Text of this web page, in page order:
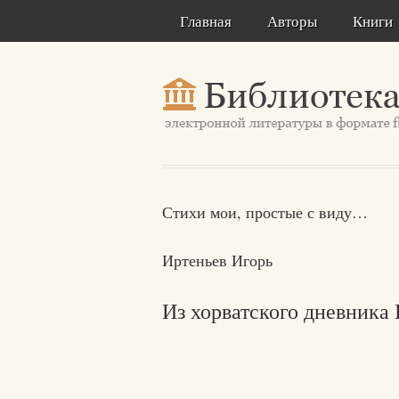
Главная Авторы Книги
Стихи мои, простые с виду…
Иртеньев Игорь
Из хорватского дневника